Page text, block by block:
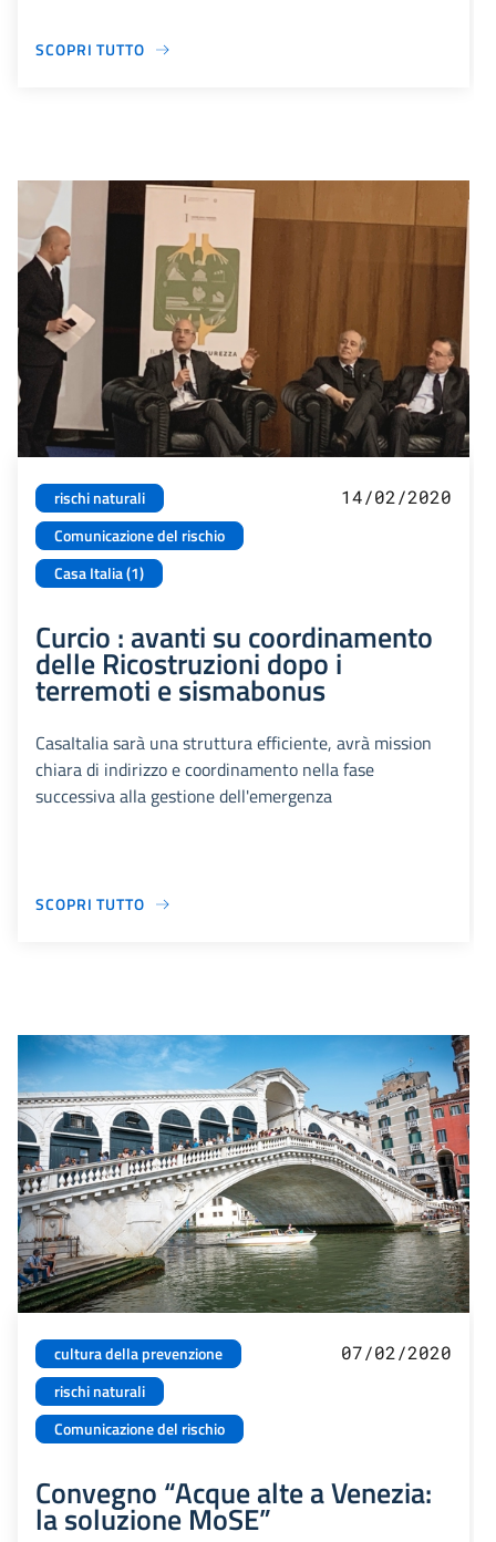
SCOPRI TUTTO
rischi naturali
Comunicazione del rischio
Casa Italia (1)
14/02/2020
Curcio : avanti su coordinamento
delle Ricostruzioni dopo i
terremoti e sismabonus
CasaItalia sarà una struttura efficiente, avrà mission
chiara di indirizzo e coordinamento nella fase
successiva alla gestione dell'emergenza
SCOPRI TUTTO
cultura della prevenzione
rischi naturali
Comunicazione del rischio
07/02/2020
Convegno “Acque alte a Venezia:
la soluzione MoSE”